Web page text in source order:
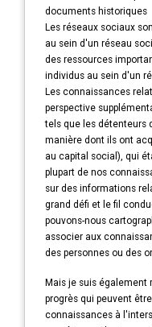
documents historiques
Les réseaux sociaux
au sein d'un réseau
des ressources
individus au sein d'un
Les connaissances
perspective
tels que les détenteurs
manière dont ils ont
au capital social), qui
plupart de nos
sur des informations
grand défi et le fil
pouvons-nous
associer aux
des personnes ou des
Mais je suis
progrès qui peuvent
connaissances à